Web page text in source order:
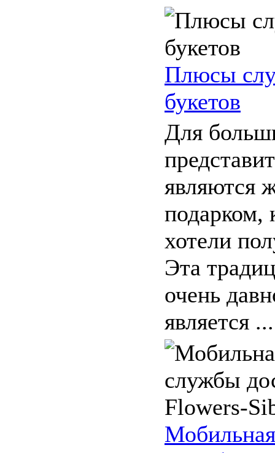
Плюсы
букетов
Для
являются
подарком,
хотели
Эта
очень
является ...